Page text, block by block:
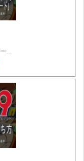
ART｢スーパーアクセラレーションモード｣